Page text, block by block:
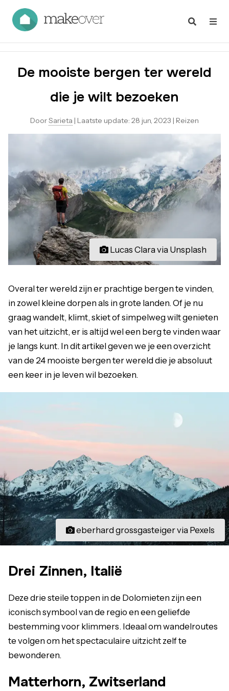
De mooiste bergen ter wereld
die je wilt bezoeken
DoorSarieta | Laatste update: 28 jun, 2023 | Reizen
Lucas Clara via Unsplash
Overal ter wereld zijn er prachtige bergen te vinden,
in zowel kleine dorpen als in grote landen. Of je nu
graag wandelt, klimt, skiet of simpelweg wilt genieten
van het uitzicht, er is altijd wel een berg te vinden waar
je langs kunt. In dit artikel geven we je een overzicht
van de 24 mooiste bergen ter wereld die je absoluut
een keer in je leven wil bezoeken.
eberhard grossgasteiger via Pexels
Drei Zinnen, Italië
Deze drie steile toppen in de Dolomieten zijn een
iconisch symbool van de regio en een geliefde
bestemming voor klimmers. Ideaal om wandelroutes
te volgen om het spectaculaire uitzicht zelf te
bewonderen.
Matterhorn, Zwitserland